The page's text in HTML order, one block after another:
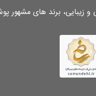
برند های مشهور